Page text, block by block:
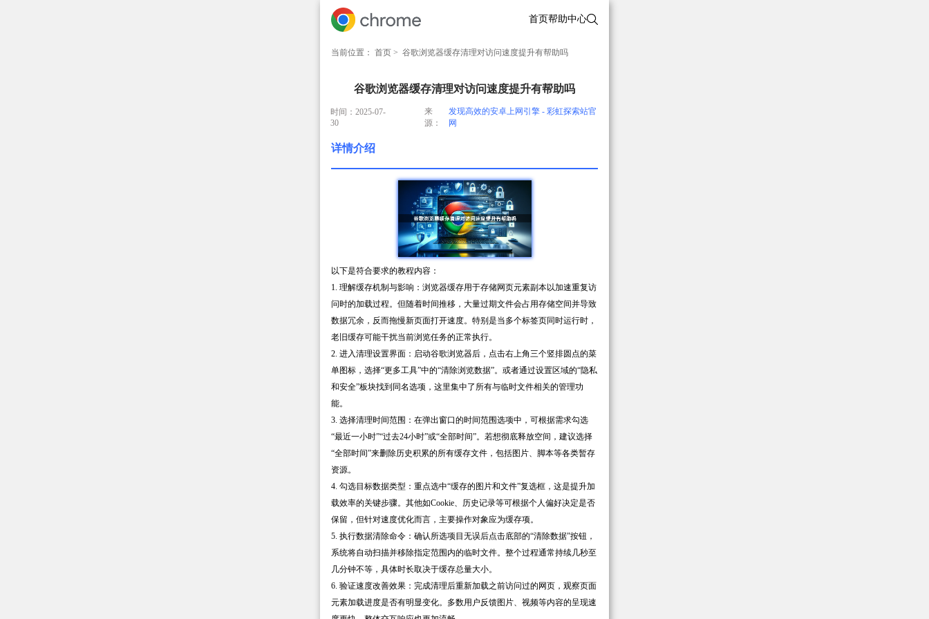
首页帮助中心
当前位置： 首页 > 谷歌浏览器缓存清理对访问速度提升有帮助吗
谷歌浏览器缓存清理对访问速度提升有帮助吗
时间：2025-07-
30
来
源：
发现高效的安卓上网引擎 - 彩虹探索站官
网
详情介绍
以下是符合要求的教程内容：
1. 理解缓存机制与影响：浏览器缓存用于存储网页元素副本以加速重复访
问时的加载过程。但随着时间推移，大量过期文件会占用存储空间并导致
数据冗余，反而拖慢新页面打开速度。特别是当多个标签页同时运行时，
老旧缓存可能干扰当前浏览任务的正常执行。
2. 进入清理设置界面：启动谷歌浏览器后，点击右上角三个竖排圆点的菜
单图标，选择“更多工具”中的“清除浏览数据”。或者通过设置区域的“隐私
和安全”板块找到同名选项，这里集中了所有与临时文件相关的管理功
能。
3. 选择清理时间范围：在弹出窗口的时间范围选项中，可根据需求勾选
“最近一小时”“过去24小时”或“全部时间”。若想彻底释放空间，建议选择
“全部时间”来删除历史积累的所有缓存文件，包括图片、脚本等各类暂存
资源。
4. 勾选目标数据类型：重点选中“缓存的图片和文件”复选框，这是提升加
载效率的关键步骤。其他如Cookie、历史记录等可根据个人偏好决定是否
保留，但针对速度优化而言，主要操作对象应为缓存项。
5. 执行数据清除命令：确认所选项目无误后点击底部的“清除数据”按钮，
系统将自动扫描并移除指定范围内的临时文件。整个过程通常持续几秒至
几分钟不等，具体时长取决于缓存总量大小。
6. 验证速度改善效果：完成清理后重新加载之前访问过的网页，观察页面
元素加载进度是否有明显变化。多数用户反馈图片、视频等内容的呈现速